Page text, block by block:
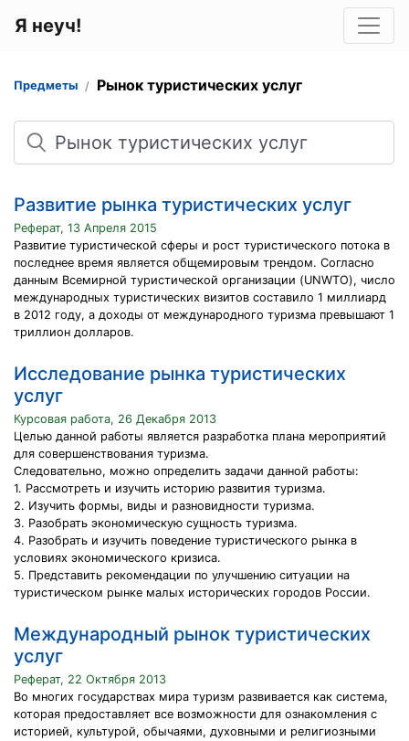
Я неуч!
Предметы Рынок туристических услуг
Поиск
Развитие рынка туристических услуг
Реферат, 13 Апреля 2015
Развитие туристической сферы и рост туристического потока в
последнее время является общемировым трендом. Согласно
данным Всемирной туристической организации (UNWTO), число
международных туристических визитов составило 1 миллиард
в 2012 году, а доходы от международного туризма превышают 1
триллион долларов.
Исследование рынка туристических
услуг
Курсовая работа, 26 Декабря 2013
Целью данной работы является разработка плана мероприятий
для совершенствования туризма.
Следовательно, можно определить задачи данной работы:
1. Рассмотреть и изучить историю развития туризма.
2. Изучить формы, виды и разновидности туризма.
3. Разобрать экономическую сущность туризма.
4. Разобрать и изучить поведение туристического рынка в
условиях экономического кризиса.
5. Представить рекомендации по улучшению ситуации на
туристическом рынке малых исторических городов России.
Международный рынок туристических
услуг
Реферат, 22 Октября 2013
Во многих государствах мира туризм развивается как система,
которая предоставляет все возможности для ознакомления с
историей, культурой, обычаями, духовными и религиозными